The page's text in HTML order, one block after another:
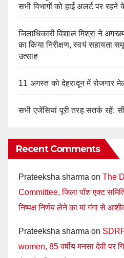
सभी विभागों को हाई अलर्ट पर रहने
जिलाधिकारी विशाल मिश्रा ने
का किया निरीक्षण, स्वयं सहायता
उत्साह
11 अगस्त को देहरादून में रोजगार
सभी एजेंसियां पूरी तरह सतर्क रहें:
Recent Comments
Prateeksha sharma on The
Committee, जिला पॉश एक्ट
निष्पक्ष निर्णय लेने का मां गंगा से
Prateeksha sharma on
women, 85 वर्षीय मनसा देवी पर